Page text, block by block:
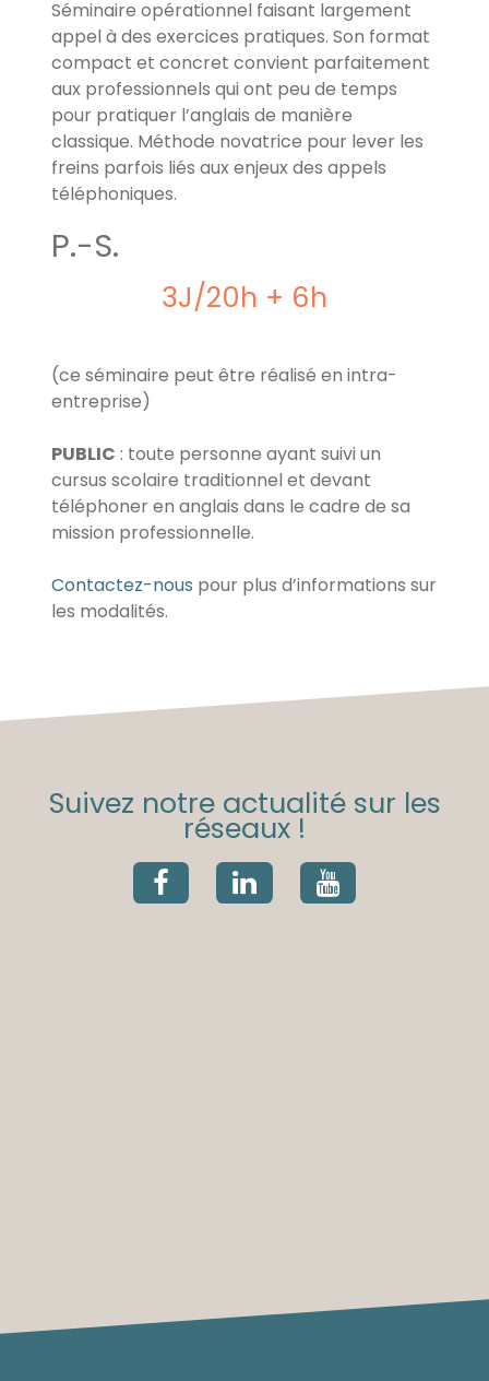
Séminaire opérationnel faisant largement
appel à des exercices pratiques. Son format
compact et concret convient parfaitement
aux professionnels qui ont peu de temps
pour pratiquer l’anglais de manière
classique. Méthode novatrice pour lever les
freins parfois liés aux enjeux des appels
téléphoniques.
P.-S.
3J/20h + 6h
(ce séminaire peut être réalisé en intra-
entreprise)
PUBLIC : toute personne ayant suivi un
cursus scolaire traditionnel et devant
téléphoner en anglais dans le cadre de sa
mission professionnelle.
Contactez-nous pour plus d’informations sur
les modalités.
Suivez notre actualité sur les
réseaux !